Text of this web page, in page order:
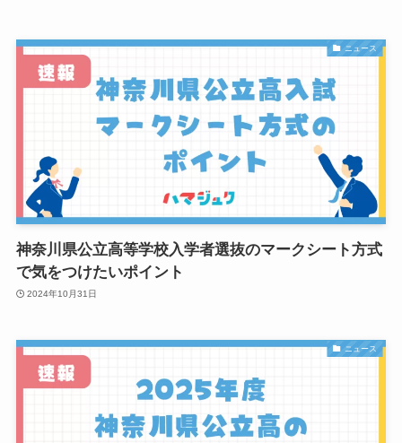
ニュース
神奈川県公立高等学校入学者選抜のマークシート方式
で気をつけたいポイント
2024年10月31日
ニュース